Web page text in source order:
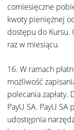
comiesięczne
kwoty pieniężnej
dostępu do Kursu.
raz w miesiącu.
16. W ramach
możliwość
polecania zapłaty.
PayU SA. PayU
udostępnia